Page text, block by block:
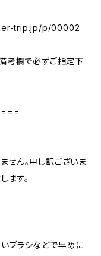
trip.jp/p/00002
欄で必ずご指定下
せん。申し訳ございま
ます。
ブラシなどで早めに